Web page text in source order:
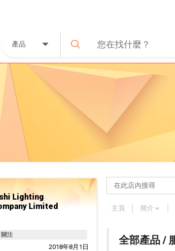
產品
Lighting
Limited
關注
2018年8月1日
主頁 簡介
全部產品 /